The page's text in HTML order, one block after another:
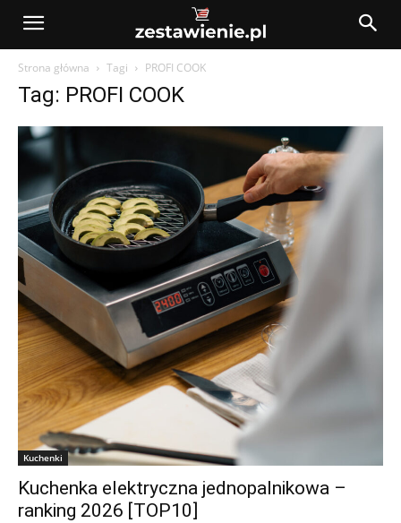
Strona główna Tagi PROFI COOK
Tag: PROFI COOK
Kuchenki
Kuchenka elektryczna jednopalnikowa –
ranking 2026 [TOP10]